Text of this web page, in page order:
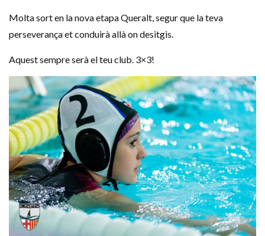
Molta sort en la nova etapa Queralt, segur que la teva
perseverança et conduirà allà on desitgis.
Aquest sempre serà el teu club. 3×3!